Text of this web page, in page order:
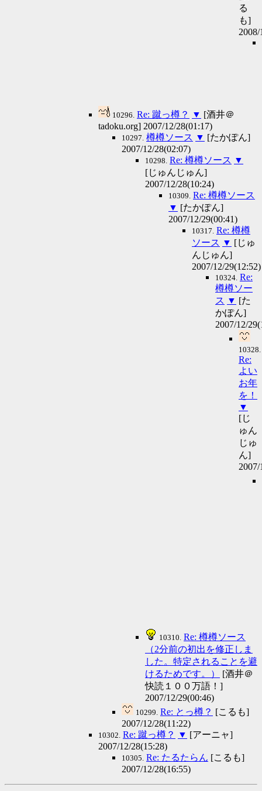
る
も]
10296. Re: 蹴っ樽？ ▼ [酒井＠
tadoku.org] 2007/12/28(01:17)
10297. 樽樽ソース ▼ [たかぽん]
2007/12/28(02:07)
10298. Re: 樽樽ソース ▼
[じゅんじゅん]
2007/12/28(10:24)
10309. Re: 樽樽ソース
▼ [たかぽん]
2007/12/29(00:41)
10317. Re: 樽樽
ソース ▼ [じゅ
んじゅん]
2007/12/29(12:52)
10324. Re:
樽樽ソー
ス ▼ [た
かぽん]
2007/12/
10328.
Re:
よい
お年
を！
▼
[じ
ゅん
じゅ
ん]
10310. Re: 樽樽ソース
（2分前の初出を修正しま
した。特定されることを避
けるためです。）
[酒井＠
快読１００万語！]
2007/12/29(00:46)
10299. Re: とっ樽？ [こるも]
2007/12/28(11:22)
10302. Re: 蹴っ樽？ ▼ [アーニャ]
2007/12/28(15:28)
10305. Re: たるたらん [こるも]
2007/12/28(16:55)